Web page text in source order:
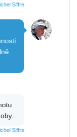
Siffre
Siffre